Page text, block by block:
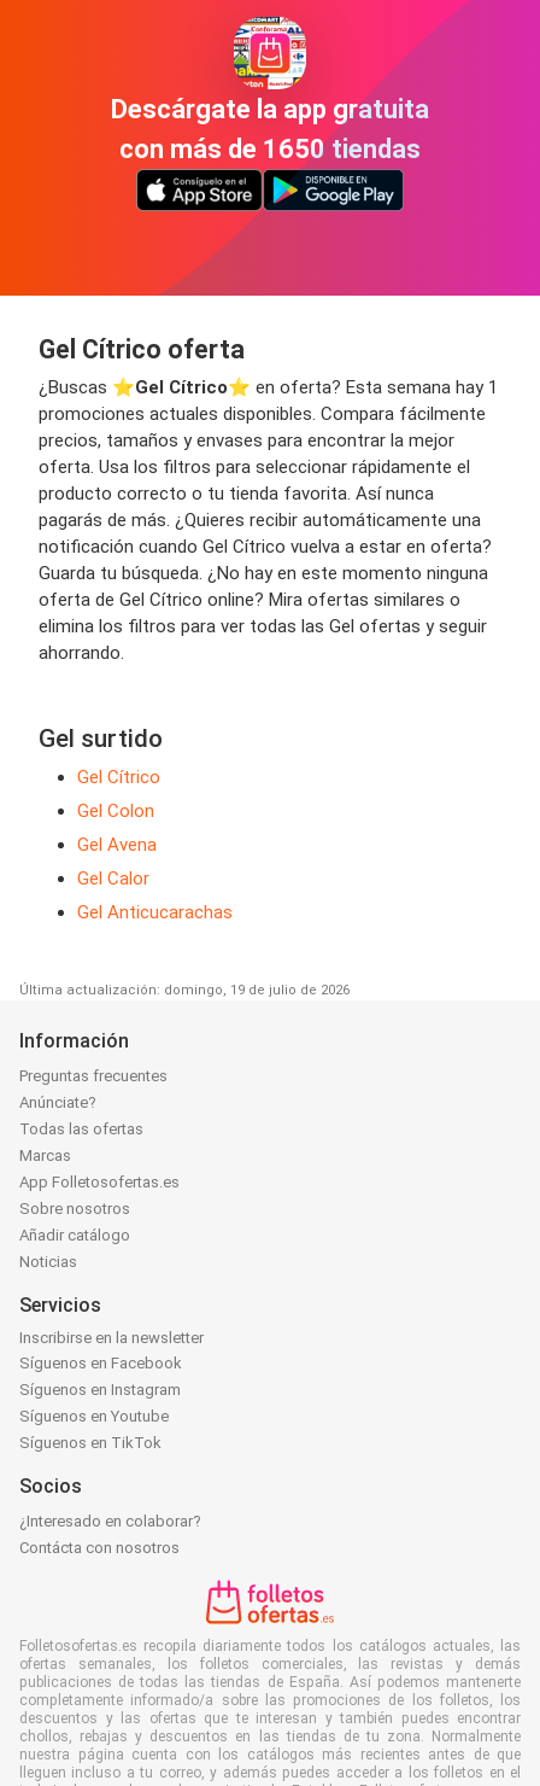
Descárgate la app gratuita
con más de 1650 tiendas
Gel Cítrico oferta
¿Buscas ⭐️Gel Cítrico⭐️ en oferta? Esta semana hay 1
promociones actuales disponibles. Compara fácilmente
precios, tamaños y envases para encontrar la mejor
oferta. Usa los filtros para seleccionar rápidamente el
producto correcto o tu tienda favorita. Así nunca
pagarás de más. ¿Quieres recibir automáticamente una
notificación cuando Gel Cítrico vuelva a estar en oferta?
Guarda tu búsqueda. ¿No hay en este momento ninguna
oferta de Gel Cítrico online? Mira ofertas similares o
elimina los filtros para ver todas las Gel ofertas y seguir
ahorrando.
Gel surtido
Gel Cítrico
Gel Colon
Gel Avena
Gel Calor
Gel Anticucarachas
Última actualización: domingo, 19 de julio de 2026
Información
Preguntas frecuentes
Anúnciate?
Todas las ofertas
Marcas
App Folletosofertas.es
Sobre nosotros
Añadir catálogo
Noticias
Servicios
Inscribirse en la newsletter
Síguenos en Facebook
Síguenos en Instagram
Síguenos en Youtube
Síguenos en TikTok
Socios
¿Interesado en colaborar?
Contácta con nosotros
Folletosofertas.es recopila diariamente todos los catálogos actuales, las
ofertas semanales, los folletos comerciales, las revistas y demás
publicaciones de todas las tiendas de España. Así podemos mantenerte
completamente informado/a sobre las promociones de los folletos, los
descuentos y las ofertas que te interesan y también puedes encontrar
chollos, rebajas y descuentos en las tiendas de tu zona. Normalmente
nuestra página cuenta con los catálogos más recientes antes de que
lleguen incluso a tu correo, y además puedes acceder a los folletos en el